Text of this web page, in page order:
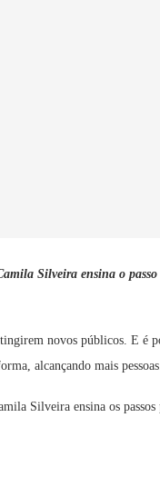
Silveira ensina o
novos públicos. E é
alcançando mais pessoas.
Silveira ensina os passos